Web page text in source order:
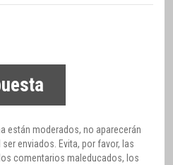
están moderados, no aparecerán
enviados. Evita, por favor, las
comentarios maleducados, los